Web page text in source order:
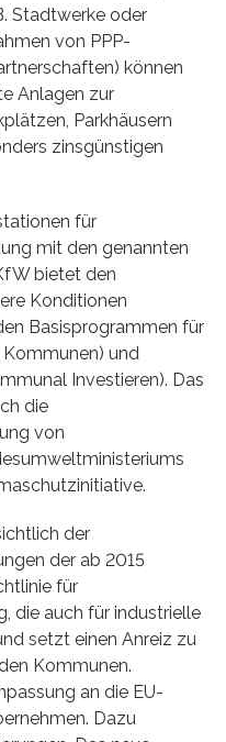
Stadtwerke oder
von PPP-
können
Anlagen zur
Parkhäusern
zinsgünstigen
für
mit den genannten
bietet den
Konditionen
Basisprogrammen für
und
Investieren). Das
die
von
der
der ab 2015
für
die auch für industrielle
setzt einen Anreiz zu
Kommunen.
an die EU-
Dazu